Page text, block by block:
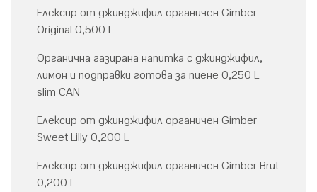
Елексир от джинджифил органичен Gimber
Original 0,500 L
Органична газирана напитка с джинджифил,
лимон и подправки готова за пиене 0,250 L
slim CAN
Елексир от джинджифил органичен Gimber
Sweet Lilly 0,200 L
Елексир от джинджифил органичен Gimber Brut
0,200 L